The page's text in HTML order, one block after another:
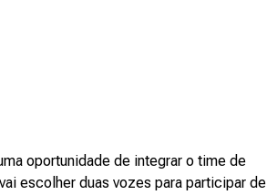
oportunidade de integrar o time de
escolher duas vozes para participar de